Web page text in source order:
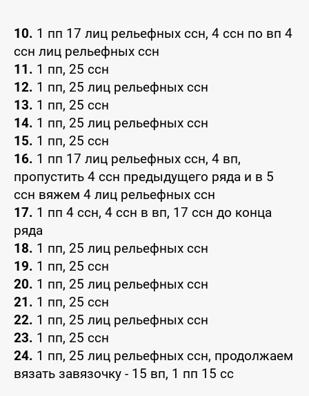
10. 1 пп 17 лиц рельефных ссн, 4 ссн по вп 4
ссн лиц рельефных ссн
11. 1 пп, 25 ссн
12. 1 пп, 25 лиц рельефных ссн
13. 1 пп, 25 ссн
14. 1 пп, 25 лиц рельефных ссн
15. 1 пп, 25 ссн
16. 1 пп 17 лиц рельефных ссн, 4 вп,
пропустить 4 ссн предыдущего ряда и в 5
ссн вяжем 4 лиц рельефных ссн
17. 1 пп 4 ссн, 4 ссн в вп, 17 ссн до конца
ряда
18. 1 пп, 25 лиц рельефных ссн
19. 1 пп, 25 ссн
20. 1 пп, 25 лиц рельефных ссн
21. 1 пп, 25 ссн
22. 1 пп, 25 лиц рельефных ссн
23. 1 пп, 25 ссн
24. 1 пп, 25 лиц рельефных ссн, продолжаем
вязать завязочку - 15 вп, 1 пп 15 сс